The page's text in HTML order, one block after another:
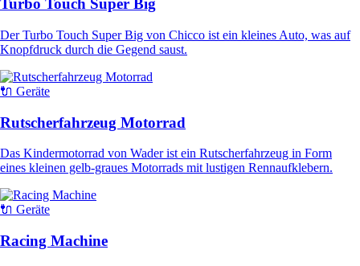
Turbo Touch Super Big
Der Turbo Touch Super Big von Chicco ist ein kleines Auto, was auf
Knopfdruck durch die Gegend saust.
🔌 Geräte
Rutscherfahrzeug Motorrad
Das Kindermotorrad von Wader ist ein Rutscherfahrzeug in Form
eines kleinen gelb-graues Motorrads mit lustigen Rennaufklebern.
🔌 Geräte
Racing Machine